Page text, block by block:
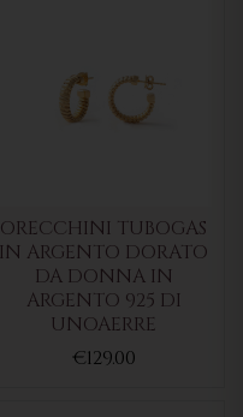
ORECCHINI TUBOGAS
IN ARGENTO DORATO
DA DONNA IN
ARGENTO 925 DI
UNOAERRE
€129.00